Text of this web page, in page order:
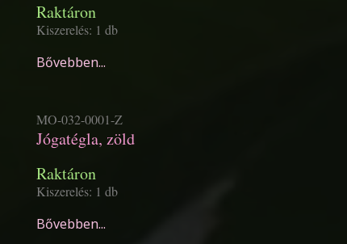
Raktáron
Kiszerelés: 1 db
Bővebben...
MO-032-0001-Z
Jógatégla, zöld
Raktáron
Kiszerelés: 1 db
Bővebben...